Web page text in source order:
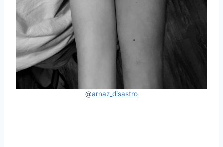
@arnaz_disastro